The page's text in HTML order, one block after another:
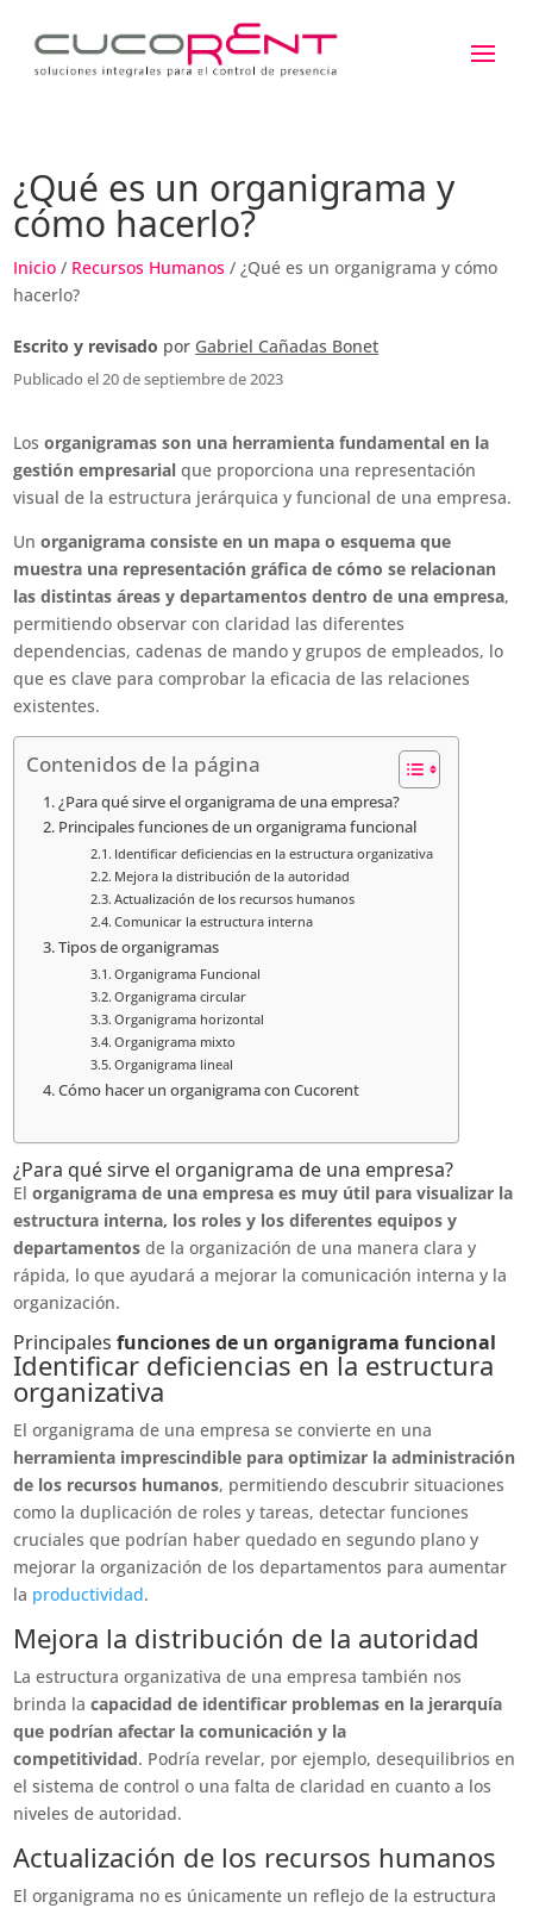
¿Qué es un organigrama y
cómo hacerlo?
Inicio / Recursos Humanos / ¿Qué es un organigrama y cómo
hacerlo?
Escrito y revisado por Gabriel Cañadas Bonet
Publicado el 20 de septiembre de 2023
Losorganigramas son una herramienta fundamental en la
gestión empresarial que proporciona una representación
visual de la estructura jerárquica y funcional de una empresa.
Unorganigrama consiste en un mapa o esquema que
muestra una representación gráfica de cómo se relacionan
las distintas áreas y departamentos dentro de una empresa,
permitiendo observar con claridad las diferentes
dependencias, cadenas de mando y grupos de empleados, lo
que es clave para comprobar la eficacia de las relaciones
existentes.
Contenidos de la página
¿Para qué sirve el organigrama de una empresa?
Principales funciones de un organigrama funcional
Identificar deficiencias en la estructura organizativa
Mejora la distribución de la autoridad
Actualización de los recursos humanos
Comunicar la estructura interna
Tipos de organigramas
Organigrama Funcional
Organigrama circular
Organigrama horizontal
Organigrama mixto
Organigrama lineal
Cómo hacer un organigrama con Cucorent
¿Para qué sirve el organigrama de una empresa?
Elorganigrama de una empresa es muy útil para visualizar la
estructura interna, los roles y los diferentes equipos y
departamentos de la organización de una manera clara y
rápida, lo que ayudará a mejorar la comunicación interna y la
organización.
Principales funciones de un organigrama funcional
Identificar deficiencias en la estructura
organizativa
El organigrama de una empresa se convierte en una
herramienta imprescindible para optimizar la administración
de los recursos humanos, permitiendo descubrir situaciones
como la duplicación de roles y tareas, detectar funciones
cruciales que podrían haber quedado en segundo plano y
mejorar la organización de los departamentos para aumentar
la productividad.
Mejora la distribución de la autoridad
La estructura organizativa de una empresa también nos
brinda lacapacidad de identificar problemas en la jerarquía
que podrían afectar la comunicación y la
competitividad. Podría revelar, por ejemplo, desequilibrios en
el sistema de control o una falta de claridad en cuanto a los
niveles de autoridad.
Actualización de los recursos humanos
El organigrama no es únicamente un reflejo de la estructura